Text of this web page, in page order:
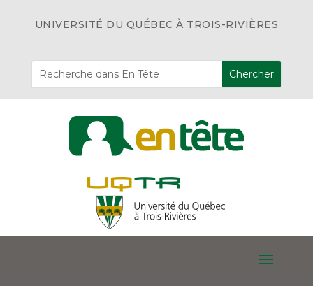
UNIVERSITÉ DU QUÉBEC À TROIS-RIVIÈRES